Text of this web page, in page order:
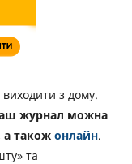
з дому.
журнал можна
а також онлайн.
та